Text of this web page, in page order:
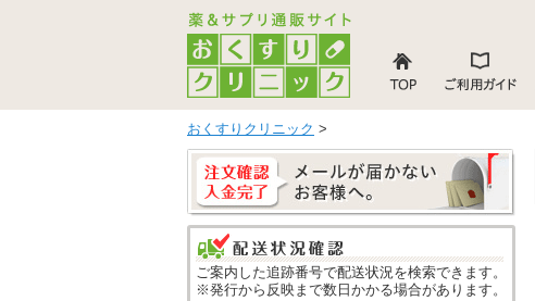
おくすりクリニック >
ご案内した追跡番号で配送状況を検索できます。
※発行から反映まで数日かかる場合があります。